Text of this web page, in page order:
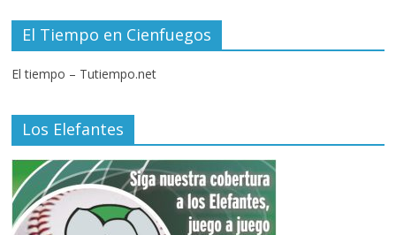
El Tiempo en Cienfuegos
El tiempo – Tutiempo.net
Los Elefantes